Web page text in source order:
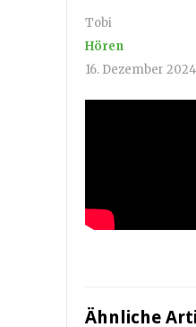
Tobi
Hören
16. Dezember 2024
Ähnliche